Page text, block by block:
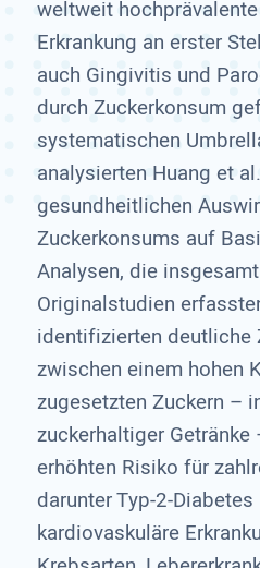
weltweit
Erkrankung an erster
auch Gingivitis und
durch Zuckerkonsum
systematischen
analysierten Huang et
gesundheitlichen
Zuckerkonsums auf
Analysen, die
Originalstudien
identifizierten deutliche
zwischen einem hohen
zugesetzten Zuckern –
zuckerhaltiger Getränke
erhöhten Risiko für
darunter Typ-2-
kardiovaskuläre